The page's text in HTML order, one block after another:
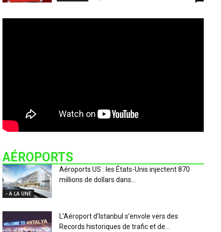
AÉROPORTS
- A LA UNE
Aéroports US : les États-Unis injectent 870
millions de dollars dans...
L’Aéroport d’Istanbul s’envole vers des
Records historiques de trafic et de...